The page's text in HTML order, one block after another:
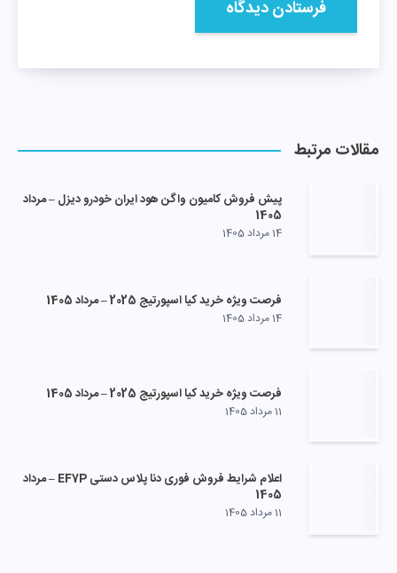
مقالات مرتبط
پیش فروش کامیون واگن هود ایران خودرو دیزل – مرداد
1405
14 مرداد 1405
فرصت ویژه خرید کیا اسپورتیج 2025 – مرداد 1405
14 مرداد 1405
فرصت ویژه خرید کیا اسپورتیج 2025 – مرداد 1405
11 مرداد 1405
اعلام شرایط فروش فوری دنا پلاس دستی EF7P – مرداد
1405
11 مرداد 1405